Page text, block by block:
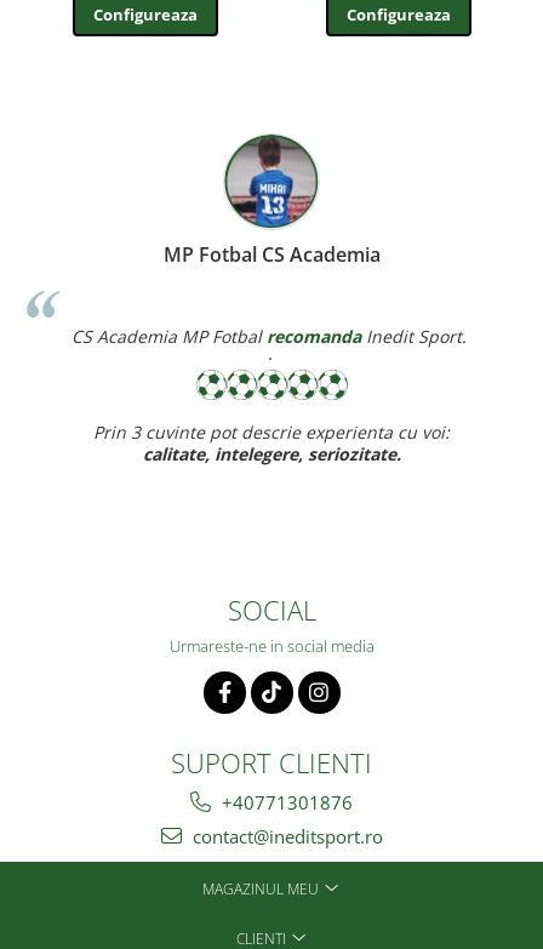
Configureaza Configureaza
Miereanu Corina
Corina Violeta Miereanrecomanda Inedit
Recomand cu drag inedit sport pt rapiditate,
ff bun,
SOCIAL
Urmareste-ne in social media
SUPORT CLIENTI
+40771301876
contact@ineditsport.ro
MAGAZINUL MEU
CLIENTI